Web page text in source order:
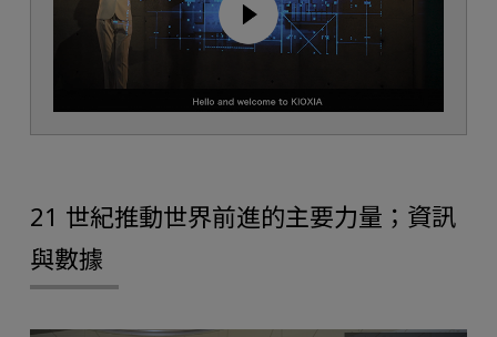
21 世紀推動世界前進的主要力量；資訊
與數據